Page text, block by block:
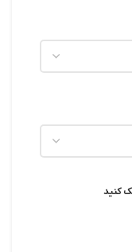
کنید